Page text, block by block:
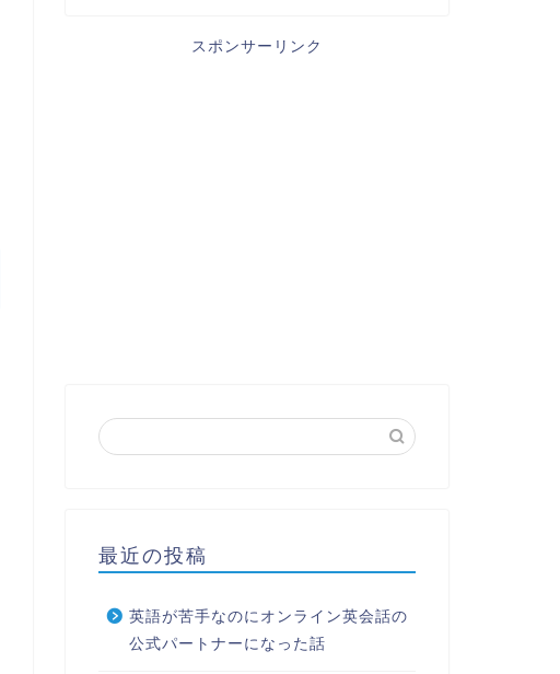
スポンサーリンク
最近の投稿
英語が苦手なのにオンライン英会話の
公式パートナーになった話